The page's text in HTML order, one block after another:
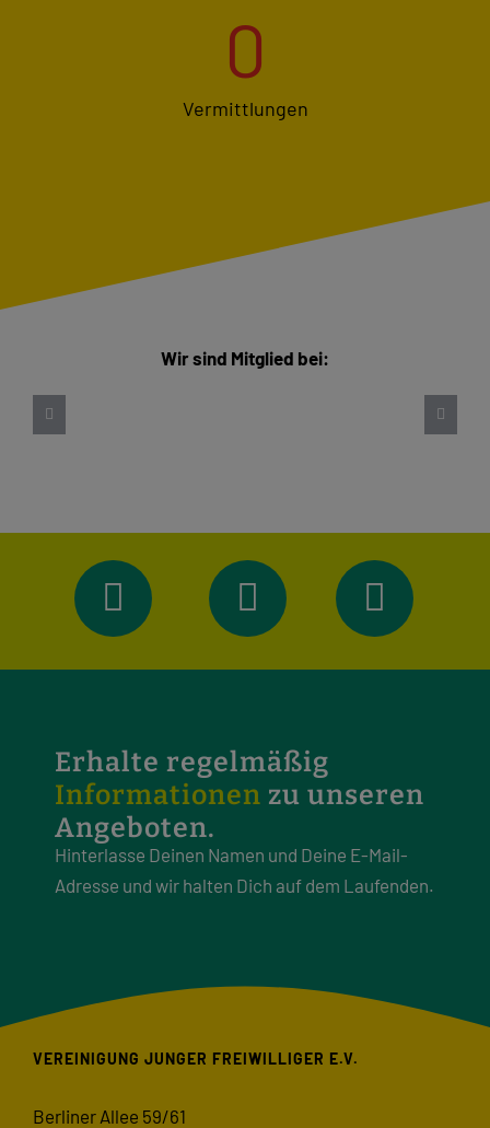
0
Vermittlungen
Wir sind Mitglied bei:
Erhalte regelmäßig
Informationen zu unseren
Angeboten.
Hinterlasse Deinen Namen und Deine E-Mail-
Adresse und wir halten Dich auf dem Laufenden.
VEREINIGUNG JUNGER FREIWILLIGER E.V.
Berliner Allee 59/61